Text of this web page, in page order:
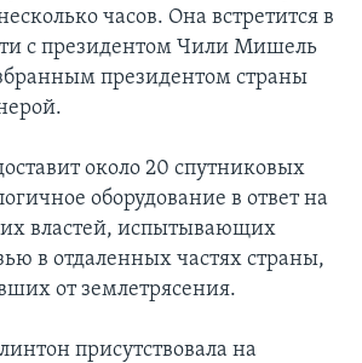
часов. Она встретится в
с президентом Чили Мишель
президентом страны
около 20 спутниковых
оборудование в ответ на
властей, испытывающих
в отдаленных частях страны,
от землетрясения.
присутствовала на